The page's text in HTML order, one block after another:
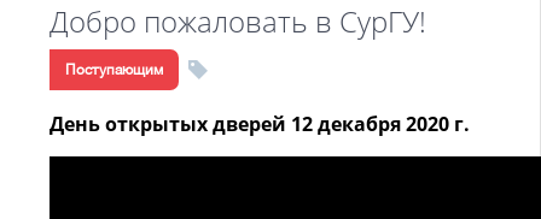
Добро пожаловать в СурГУ!
Поступающим
День открытых дверей 12 декабря 2020 г.